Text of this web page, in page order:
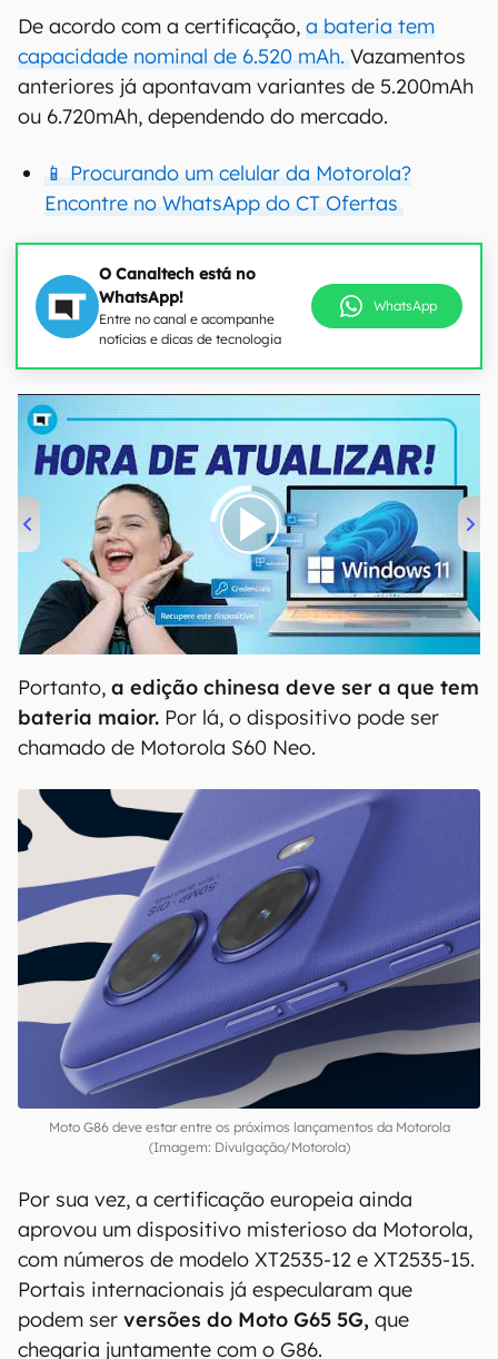
De acordo com a certificação, a bateria tem
capacidade nominal de 6.520 mAh. Vazamentos
anteriores já apontavam variantes de 5.200mAh
ou 6.720mAh, dependendo do mercado.
📱 Procurando um celular da Motorola?
Encontre no WhatsApp do CT Ofertas
O Canaltech está no
WhatsApp!
Entre no canal e acompanhe
notícias e dicas de tecnologia
WhatsApp
00:00 04:52
Portanto, a edição chinesa deve ser a que tem
bateria maior. Por lá, o dispositivo pode ser
chamado de Motorola S60 Neo.
Moto G86 deve estar entre os próximos lançamentos da Motorola
(Imagem: Divulgação/Motorola)
Por sua vez, a certificação europeia ainda
aprovou um dispositivo misterioso da Motorola,
com números de modelo XT2535-12 e XT2535-15.
Portais internacionais já especularam que
podem ser versões do Moto G65 5G, que
chegaria juntamente com o G86.